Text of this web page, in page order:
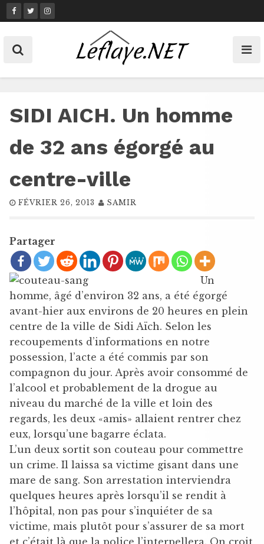
Skip
to
SIDI AICH. Un homme
de 32 ans égorgé au
centre-ville
FÉVRIER 26, 2013 SAMIR
Partager
Un
homme, âgé d’environ 32 ans, a été égorgé
avant-hier aux environs de 20 heures en plein
centre de la ville de Sidi Aïch. Selon les
recoupements d’informations en notre
possession, l’acte a été commis par son
compagnon du jour. Après avoir consommé de
l’alcool et probablement de la drogue au
niveau du marché de la ville et loin des
regards, les deux «amis» allaient rentrer chez
eux, lorsqu’une bagarre éclata.
L’un deux sortit son couteau pour commettre
un crime. Il laissa sa victime gisant dans une
mare de sang. Son arrestation interviendra
quelques heures après lorsqu’il se rendit à
l’hôpital, non pas pour s’inquiéter de sa
victime, mais plutôt pour s’assurer de sa mort
et c’était là que la police l’interpellera. On croit